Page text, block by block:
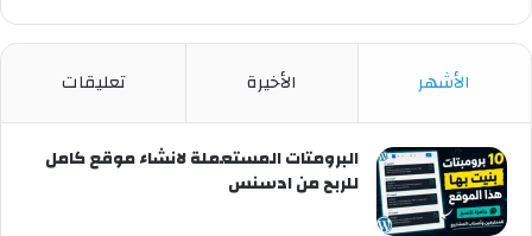
الأشهر الأخيرة تعليقات
البرومتات المستعملة لانشاء موقع كامل
للربح من ادسنس